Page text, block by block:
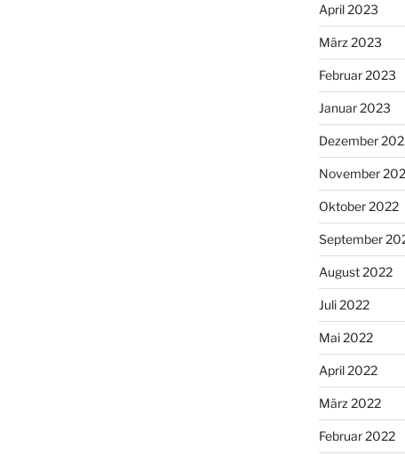
April 2023
März 2023
Februar 2023
Januar 2023
Dezember
November
Oktober 2022
September
August 2022
Juli 2022
Mai 2022
April 2022
März 2022
Februar 2022